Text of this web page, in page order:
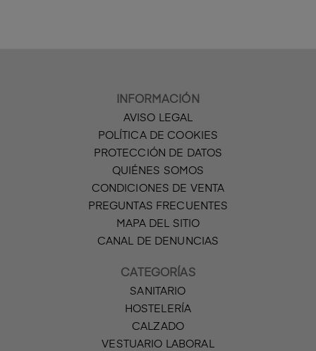
INFORMACIÓN
AVISO LEGAL
POLÍTICA DE COOKIES
PROTECCIÓN DE DATOS
QUIÉNES SOMOS
CONDICIONES DE VENTA
PREGUNTAS FRECUENTES
MAPA DEL SITIO
CANAL DE DENUNCIAS
CATEGORÍAS
SANITARIO
HOSTELERÍA
CALZADO
VESTUARIO LABORAL